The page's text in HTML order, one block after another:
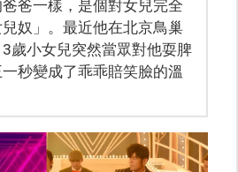
爸一樣，是個對女兒完全
奴」。最近他在北京鳥巢
歲小女兒突然當眾對他耍脾
秒變成了乖乖賠笑臉的溫